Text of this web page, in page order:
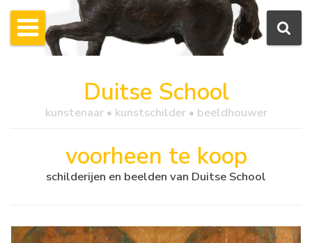
Duitse School
kunstenaar • kunstschilder • beeldhouwer
voorheen te koop
schilderijen en beelden van Duitse School